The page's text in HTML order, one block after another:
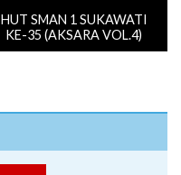
HUT SMAN 1 SUKAWATI
KE-35 (AKSARA VOL.4)